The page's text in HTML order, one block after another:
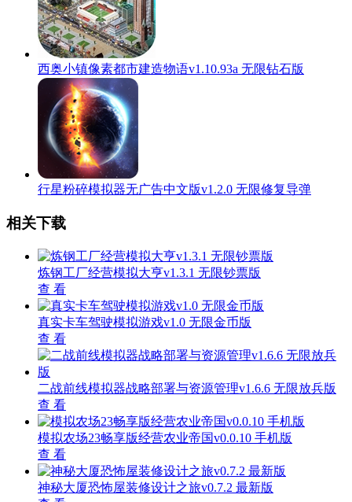
西奥小镇像素都市建造物语v1.10.93a 无限钻石版
行星粉碎模拟器无广告中文版v1.2.0 无限修复导弹
相关下载
炼钢工厂经营模拟大亨v1.3.1 无限钞票版
查 看
真实卡车驾驶模拟游戏v1.0 无限金币版
查 看
二战前线模拟器战略部署与资源管理v1.6.6 无限放兵版
查 看
模拟农场23畅享版经营农业帝国v0.0.10 手机版
查 看
神秘大厦恐怖屋装修设计之旅v0.7.2 最新版